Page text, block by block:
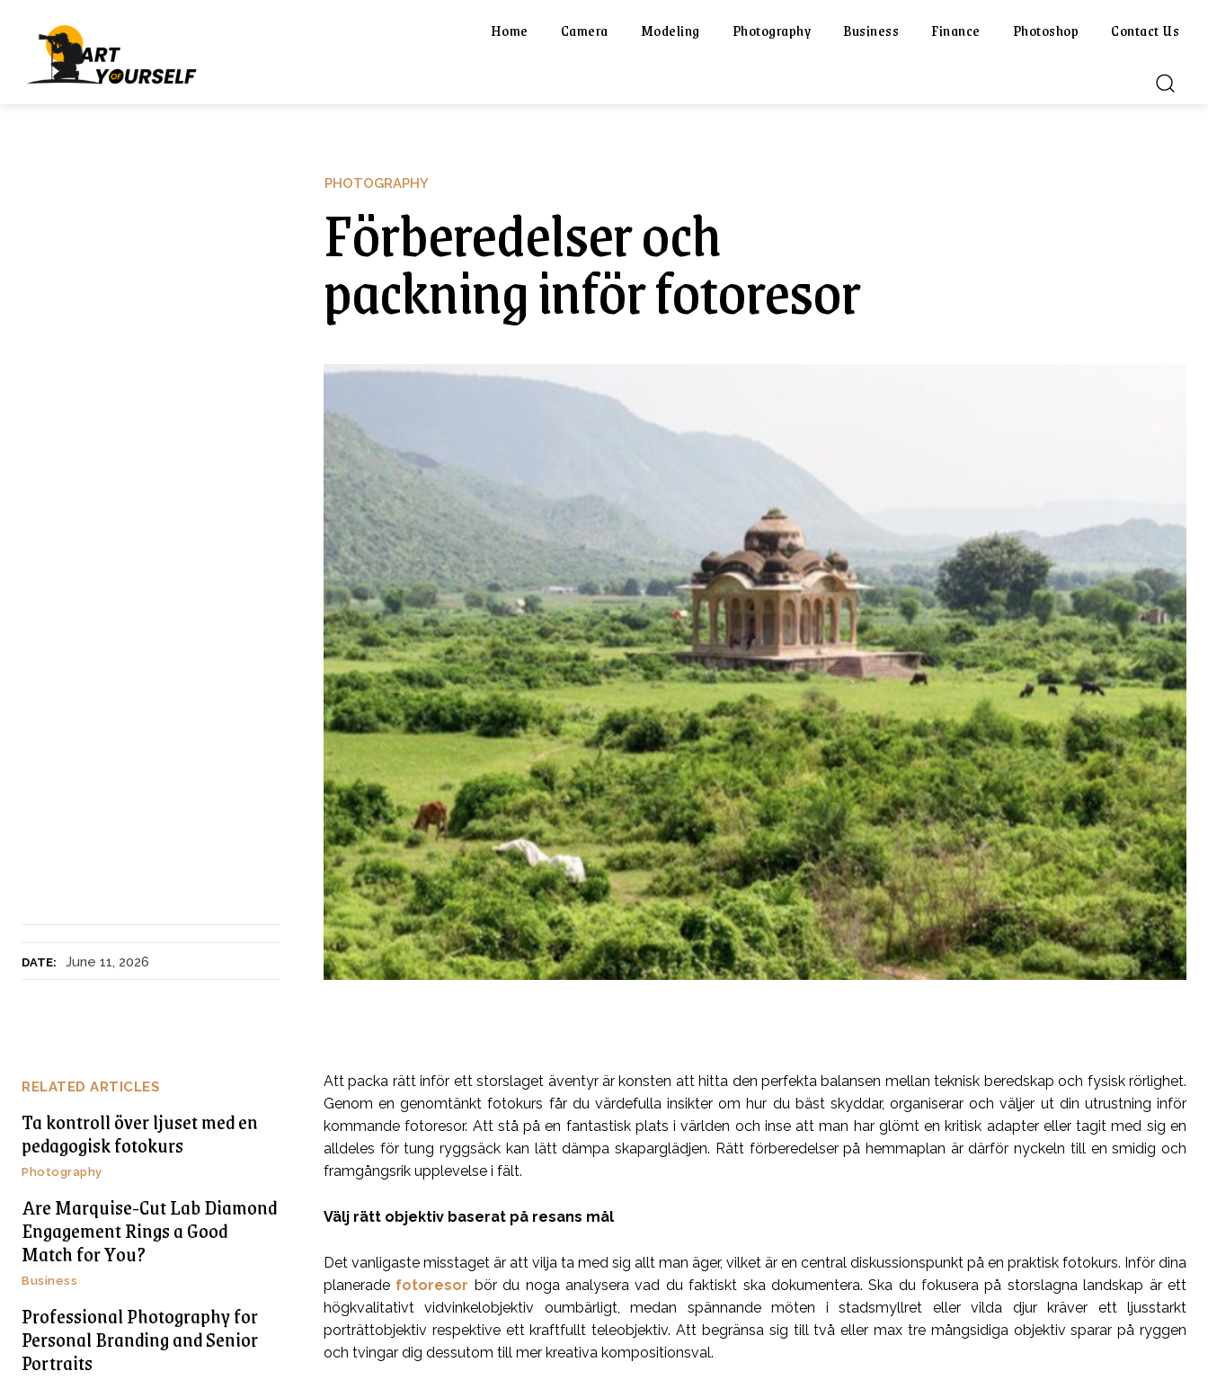
Home Camera Modeling Photography Business Finance Photoshop Contact Us
DATE: June 11, 2026
PHOTOGRAPHY
Förberedelser och
packning inför fotoresor
RELATED ARTICLES
Ta kontroll över ljuset med en
pedagogisk fotokurs
Photography
Are Marquise-Cut Lab Diamond
Engagement Rings a Good
Match for You?
Business
Professional Photography for
Personal Branding and Senior
Portraits
Att packa rätt inför ett storslaget äventyr är konsten att hitta den perfekta balansen mellan teknisk beredskap och fysisk rörlighet.
Genom en genomtänkt fotokurs får du värdefulla insikter om hur du bäst skyddar, organiserar och väljer ut din utrustning inför
kommande fotoresor. Att stå på en fantastisk plats i världen och inse att man har glömt en kritisk adapter eller tagit med sig en
alldeles för tung ryggsäck kan lätt dämpa skaparglädjen. Rätt förberedelser på hemmaplan är därför nyckeln till en smidig och
framgångsrik upplevelse i fält.
Välj rätt objektiv baserat på resans mål
Det vanligaste misstaget är att vilja ta med sig allt man äger, vilket är en central diskussionspunkt på en praktisk fotokurs. Inför dina
planerade fotoresor bör du noga analysera vad du faktiskt ska dokumentera. Ska du fokusera på storslagna landskap är ett
högkvalitativt vidvinkelobjektiv oumbärligt, medan spännande möten i stadsmyllret eller vilda djur kräver ett ljusstarkt
porträttobjektiv respektive ett kraftfullt teleobjektiv. Att begränsa sig till två eller max tre mångsidiga objektiv sparar på ryggen
och tvingar dig dessutom till mer kreativa kompositionsval.